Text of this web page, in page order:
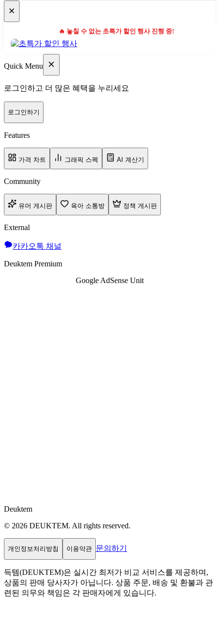
🔥 놓칠 수 없는 초특가 할인 행사 진행 중!
Quick Menu
로그인하고 더 많은 혜택을 누리세요
로그인하기
Features
가격 차트 그래픽 스펙 AI 계산기
Community
유머 게시판 육아 소통방 정책 게시판
External
카카오톡 채널
Deuktem Premium
Google AdSense Unit
Deuktem
© 2026 DEUKTEM. All rights reserved.
개인정보처리방침 이용약관 문의하기
득템(DEUKTEM)은 실시간 최저가 비교 서비스를 제공하며,
상품의 판매 당사자가 아닙니다. 상품 주문, 배송 및 환불과 관
련된 의무와 책임은 각 판매자에게 있습니다.